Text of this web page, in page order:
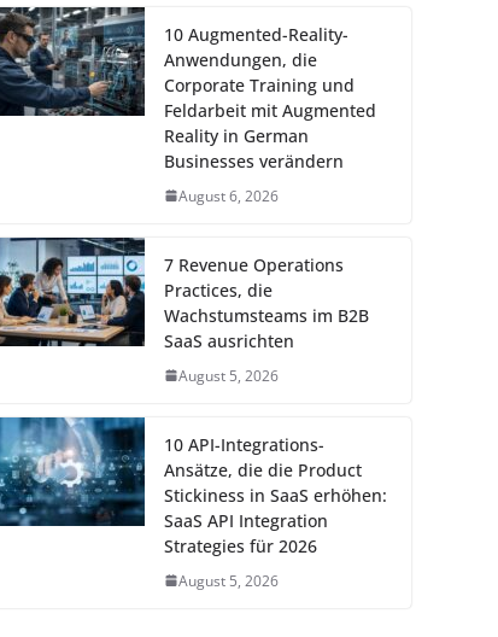
10 Augmented-Reality-
Anwendungen, die
Corporate Training und
Feldarbeit mit Augmented
Reality in German
Businesses verändern
August 6, 2026
7 Revenue Operations
Practices, die
Wachstumsteams im B2B
SaaS ausrichten
August 5, 2026
10 API-Integrations-
Ansätze, die die Product
Stickiness in SaaS erhöhen:
SaaS API Integration
Strategies für 2026
August 5, 2026